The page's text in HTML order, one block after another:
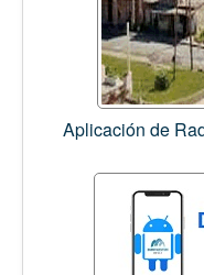
Aplicación de